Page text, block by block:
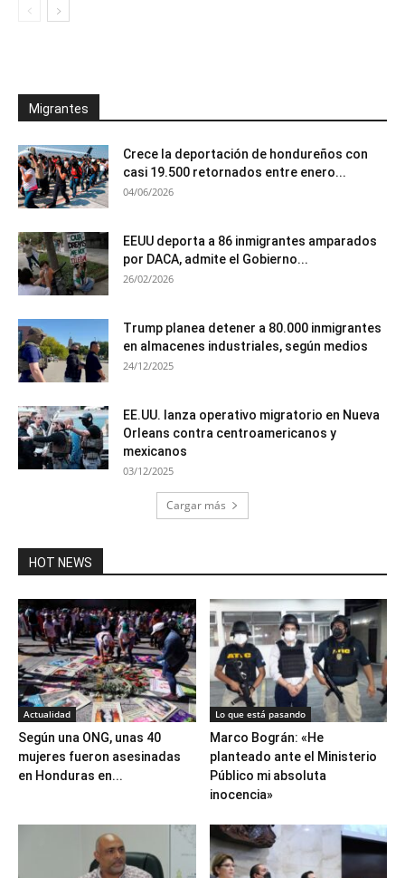
Migrantes
Crece la deportación de hondureños con
casi 19.500 retornados entre enero...
04/06/2026
EEUU deporta a 86 inmigrantes amparados
por DACA, admite el Gobierno...
26/02/2026
Trump planea detener a 80.000 inmigrantes
en almacenes industriales, según medios
24/12/2025
EE.UU. lanza operativo migratorio en Nueva
Orleans contra centroamericanos y
mexicanos
03/12/2025
Cargar más
HOT NEWS
Actualidad
Según una ONG, unas 40
mujeres fueron asesinadas
en Honduras en...
Lo que está pasando
Marco Bográn: «He
planteado ante el Ministerio
Público mi absoluta
inocencia»